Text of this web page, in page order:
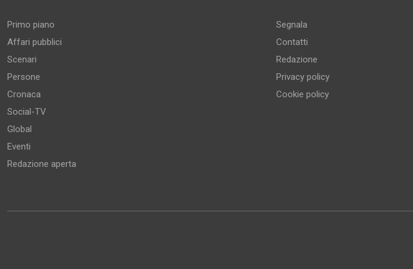
Primo piano
Affari pubblici
Scenari
Persone
Cronaca
Social-TV
Global
Eventi
Redazione aperta
Segnala
Contatti
Redazione
Privacy policy
Cookie policy